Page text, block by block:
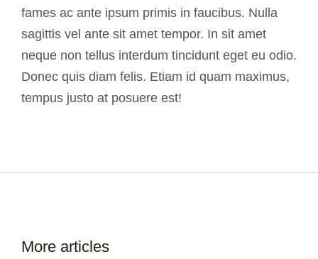
fames ac ante ipsum primis in faucibus. Nulla
sagittis vel ante sit amet tempor. In sit amet
neque non tellus interdum tincidunt eget eu odio.
Donec quis diam felis. Etiam id quam maximus,
tempus justo at posuere est!
More articles